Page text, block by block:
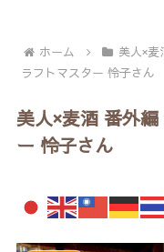
ホーム 美人×麦
ラフトマスター 怜子さん
美人×麦酒 番外
ー 怜子さん